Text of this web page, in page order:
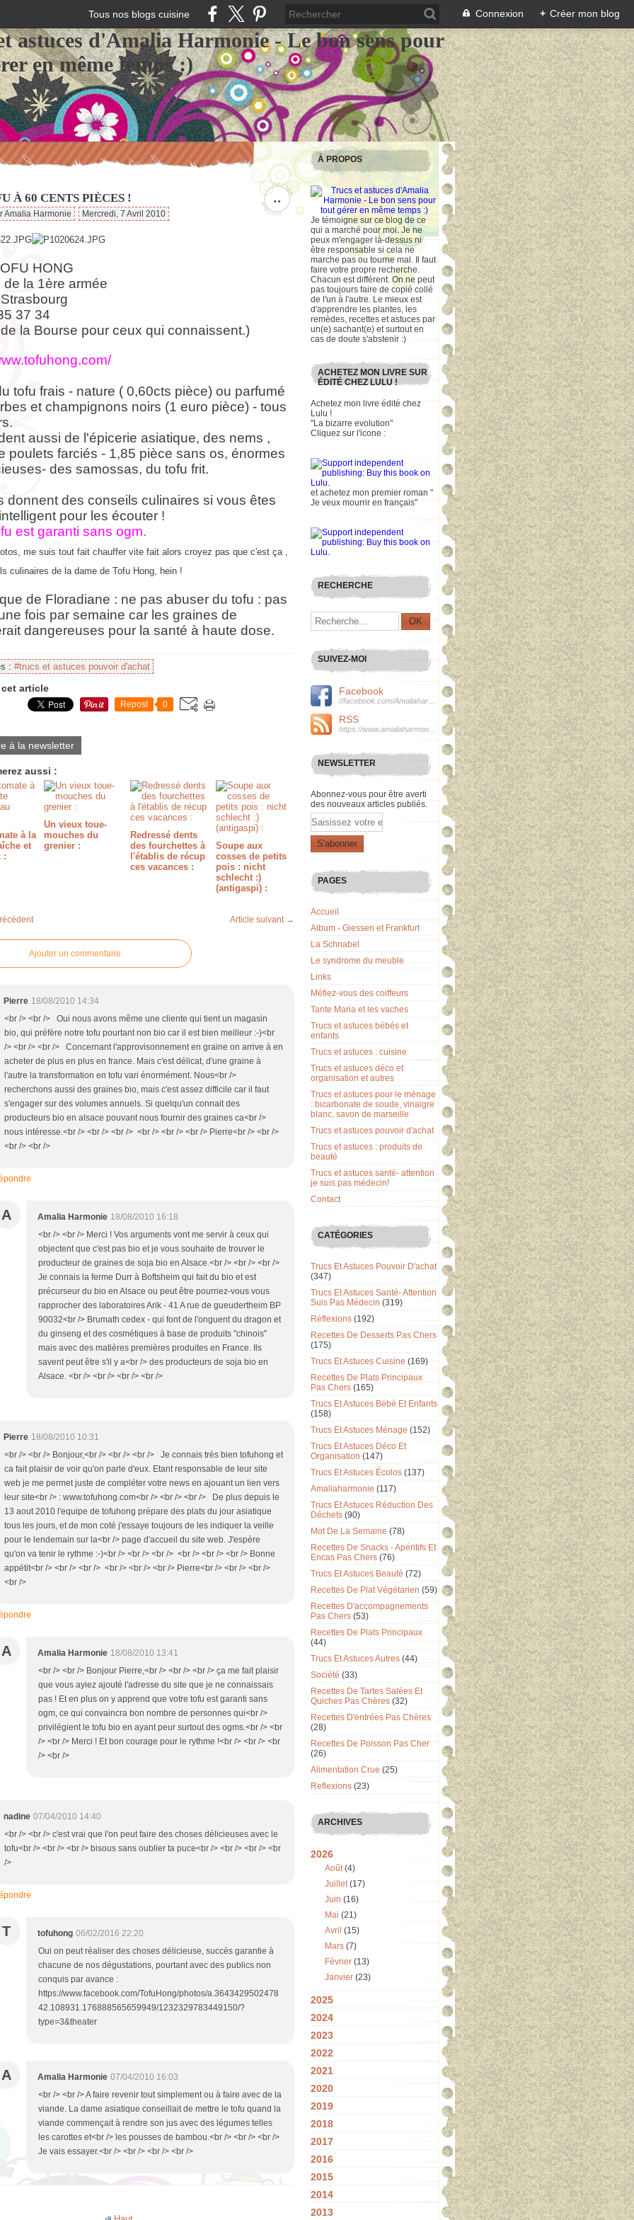
Tous nos blogs cuisine Connexion + Créer mon blog
astuces d'Amalia Harmonie - Le bon sens pour
en même temps :)
…
À 60 CENTS PIÈCES !
Amalia Harmonie Mercredi, 7 Avril 2010
HONG
de la 1ère armée
37 34
la Bourse pour ceux qui connaissent.)
tofu frais - nature ( 0,60cts pièce) ou parfumé
et champignons noirs (1 euro pièce) - tous
aussi de l'épicerie asiatique, des nems ,
poulets farciés - 1,85 pièce sans os, énormes
des samossas, du tofu frit.
donnent des conseils culinaires si vous êtes
pour les écouter !
est garanti sans ogm.
me suis tout fait chauffer vite fait alors croyez pas que c'est ça ,
culinaires de la dame de Tofu Hong, hein !
de Floradiane : ne pas abuser du tofu : pas
fois par semaine car les graines de
dangereuses pour la santé à haute dose.
: #trucs et astuces pouvoir d'achat
article
Repost 0
à la newsletter
aussi :
à la
et
:
Un vieux toue-
mouches du
grenier :
Redressé dents
des fourchettes à
l'établis de récup
ces vacances :
Soupe aux
cosses de petits
pois : nicht
schlecht :)
(antigaspi) :
Article suivant →
Ajouter un commentaire
Pierre 18/08/2010 14:34
<br /> <br /> Oui nous avons même une cliente qui tient un magasin
bio, qui préfère notre tofu pourtant non bio car il est bien meilleur :-)<br
/> <br /> <br /> Concernant l'approvisonnement en graine on arrive à en
acheter de plus en plus en france. Mais c'est délicat, d'une graine à
l'autre la transformation en tofu vari énormément. Nous<br />
recherchons aussi des graines bio, mais c'est assez difficile car il faut
s'engager sur des volumes annuels. Si quelqu'un connait des
producteurs bio en alsace pouvant nous fournir des graines ca<br />
nous intéresse.<br /> <br /> <br /> <br /> <br /> <br /> Pierre<br /> <br />
<br /> <br />
A Amalia Harmonie 18/08/2010 16:18
<br /> <br /> Merci ! Vos arguments vont me servir à ceux qui
objectent que c'est pas bio et je vous souhaite de trouver le
producteur de graines de soja bio en Alsace.<br /> <br /> <br />
Je connais la ferme Durr à Boftsheim qui fait du bio et est
précurseur du bio en Alsace ou peut être pourriez-vous vous
rapprocher des laboratoires Arik - 41 A rue de gueudertheim BP
90032<br /> Brumath cedex - qui font de l'onguent du dragon et
du ginseng et des cosmétiques à base de produits "chinois"
mais avec des matières premières produites en France. Ils
savent peut être s'il y a<br /> des producteurs de soja bio en
Alsace. <br /> <br /> <br /> <br />
Pierre 18/08/2010 10:31
<br /> <br /> Bonjour,<br /> <br /> <br /> Je connais très bien tofuhong et
ca fait plaisir de voir qu'on parle d'eux. Etant responsable de leur site
web je me permet juste de compléter votre news en ajouant un lien vers
leur site<br /> : www.tofuhong.com<br /> <br /> <br /> De plus depuis le
13 aout 2010 l'equipe de tofuhong prépare des plats du jour asiatique
tous les jours, et de mon coté j'essaye toujours de les indiquer la veille
pour le lendemain sur la<br /> page d'accueil du site web. J'espère
qu'on va tenir le rythme :-)<br /> <br /> <br /> <br /> <br /> <br /> Bonne
appétit<br /> <br /> <br /> <br /> <br /> <br /> Pierre<br /> <br /> <br />
<br />
A Amalia Harmonie 18/08/2010 13:41
<br /> <br /> Bonjour Pierre,<br /> <br /> <br /> ça me fait plaisir
que vous ayiez ajouté l'adresse du site que je ne connaissais
pas ! Et en plus on y apprend que votre tofu est garanti sans
ogm, ce qui convaincra bon nombre de personnes qui<br />
privilégient le tofu bio en ayant peur surtout des ogms.<br /> <br
/> <br /> Merci ! Et bon courage pour le rythme !<br /> <br /> <br
/> <br />
nadine 07/04/2010 14:40
<br /> <br /> c'est vrai que l'on peut faire des choses délicieuses avec le
tofu<br /> <br /> <br /> bisous sans oublier ta puce<br /> <br /> <br /> <br
/>
T tofuhong 06/02/2016 22:20
Oui on peut réaliser des choses délicieuse, succès garantie à
chacune de nos dégustations, pourtant avec des publics non
conquis par avance :
https://www.facebook.com/TofuHong/photos/a.3643429502478
42.108931.176888565659949/1232329783449150/?
type=3&theater
A Amalia Harmonie 07/04/2010 16:03
<br /> <br /> A faire revenir tout simplement ou à faire avec de la
viande. La dame asiatique conseillait de mettre le tofu quand la
viande commençait à rendre son jus avec des légumes telles
les carottes et<br /> les pousses de bambou.<br /> <br /> <br />
Je vais essayer.<br /> <br /> <br /> <br />
À PROPOS
Je témoigne sur ce blog de ce
qui a marché pour moi. Je ne
peux m'engager là-dessus ni
être responsable si cela ne
marche pas ou tourne mal. Il faut
faire votre propre recherche.
Chacun est différent. On ne peut
pas toujours faire de copié collé
de l'un à l'autre. Le mieux est
d'apprendre les plantes, les
remèdes, recettes et astuces par
un(e) sachant(e) et surtout en
cas de doute s'abstenir :)
ACHETEZ MON LIVRE SUR
ÉDITÉ CHEZ LULU !
Achetez mon livre édité chez
Lulu !
"La bizarre evolution"
Cliquez sur l'icone :
et achetez mon premier roman "
Je veux mourrir en français"
RECHERCHE
SUIVEZ-MOI
Facebook
RSS
NEWSLETTER
Abonnez-vous pour être averti
des nouveaux articles publiés.
Email
PAGES
Accueil
Album - Giessen et Frankfurt
La Schnabel
Le syndrome du meuble
Links
Méfiez-vous des coiffeurs
Tante Maria et les vaches
Trucs et astuces bébés et
enfants
Trucs et astuces : cuisine
Trucs et astuces déco et
organisation et autres
Trucs et astuces pour le ménage
: bicarbonate de soude, vinaigre
blanc, savon de marseille
Trucs et astuces pouvoir d'achat
Trucs et astuces : produits de
beauté
Trucs et astuces santé- attention
je suis pas médecin!
Contact
CATÉGORIES
Trucs Et Astuces Pouvoir D'achat
(347)
Trucs Et Astuces Santé- Attention
Suis Pas Médecin (319)
Réflexions (192)
Recettes De Desserts Pas Chers
(175)
Trucs Et Astuces Cuisine (169)
Recettes De Plats Principaux
Pas Chers (165)
Trucs Et Astuces Bébé Et Enfants
(158)
Trucs Et Astuces Ménage (152)
Trucs Et Astuces Déco Et
Organisation (147)
Trucs Et Astuces Écolos (137)
Amaliaharmonie (117)
Trucs Et Astuces Réduction Des
Déchets (90)
Mot De La Semaine (78)
Recettes De Snacks - Apéritifs Et
Encas Pas Chers (76)
Trucs Et Astuces Beauté (72)
Recettes De Plat Végétarien (59)
Recettes D'accompagnements
Pas Chers (53)
Recettes De Plats Principaux
(44)
Trucs Et Astuces Autres (44)
Société (33)
Recettes De Tartes Salées Et
Quiches Pas Chères (32)
Recettes D'entrées Pas Chères
(28)
Recettes De Poisson Pas Cher
(26)
Alimentation Crue (25)
Reflexions (23)
ARCHIVES
2026
Août(4)
Juillet(17)
Juin (16)
Mai (21)
Avril (15)
Mars (7)
Février (13)
Janvier (23)
2025
2024
2023
2022
2021
2020
2019
2018
2017
2016
2015
2014
2013